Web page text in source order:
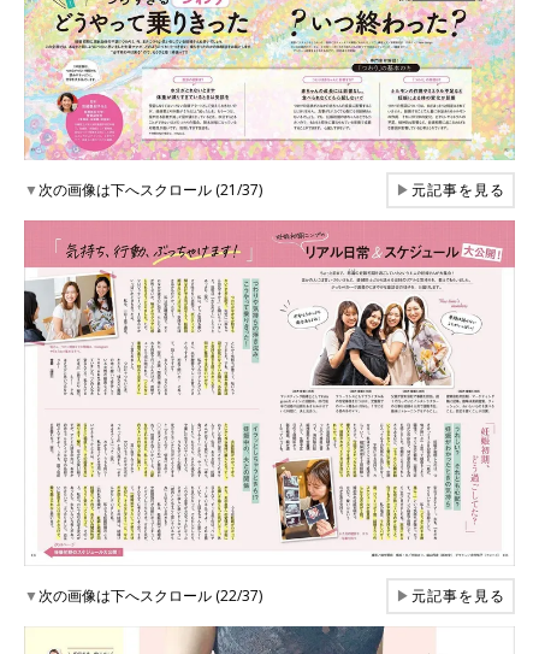
▼次の画像は下へスクロール (21/37) ▶元記事を見る
▼次の画像は下へスクロール (22/37) ▶元記事を見る